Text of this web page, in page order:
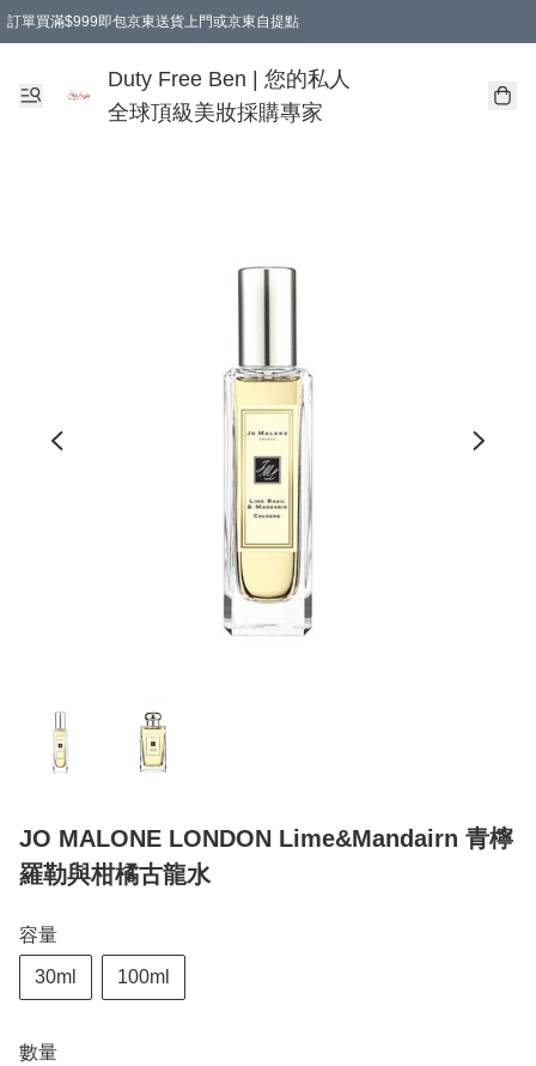
訂單買滿$999即包京東送貨上門或京東自提點
Duty Free Ben | 您的私人
全球頂級美妝採購專家
JO MALONE LONDON Lime&Mandairn 青檸
羅勒與柑橘古龍水
容量
30ml 100ml
數量